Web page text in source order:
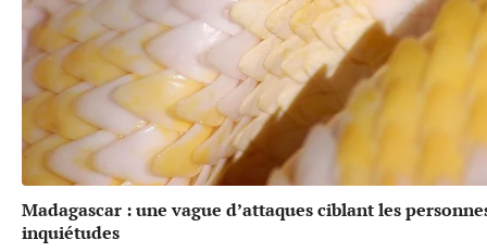
Madagascar : une vague d’attaques ciblant les
inquiétudes